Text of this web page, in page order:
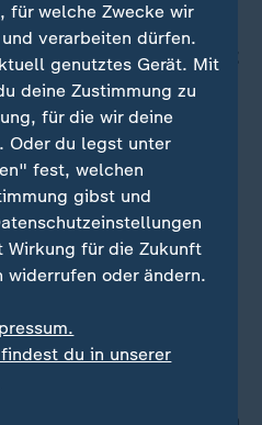
sondern auch
Zusammenarbeit
der
zeigt, dass
ernst
Dokumente vorgelegt
Technikers des
belegen
mit der
und intensive Recherchen
für welche Zwecke wir
verarbeiten dürfen.
genutztes Gerät. Mit
deine Zustimmung zu
für die wir deine
Oder du legst unter
fest, welchen
gibst und
für die Zukunft
widerrufen oder ändern.
du in unserer